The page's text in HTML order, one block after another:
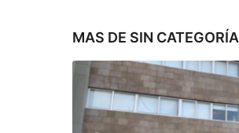
MAS DE SIN CATEGORÍA